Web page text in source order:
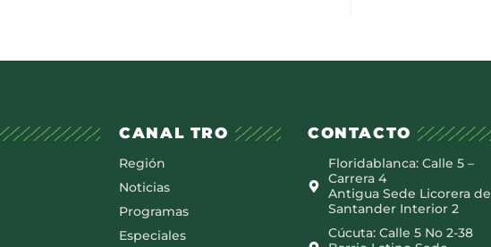
CANAL TRO
Región
Noticias
Programas
Especiales
CONTACTO
Floridablanca: Calle 5 –
Carrera 4
Antigua Sede Licorera de
Santander Interior 2
Cúcuta: Calle 5 No 2-38